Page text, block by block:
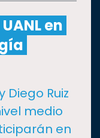
en
Diego Ruiz
medio
en